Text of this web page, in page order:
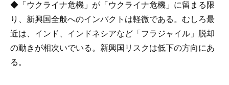
◆「ウクライナ危機」が「ウクライナ危機」に留まる限
り、新興国全般へのインパクトは軽微である。むしろ最
近は、インド、インドネシアなど「フラジャイル」脱却
の動きが相次いでいる。新興国リスクは低下の方向にあ
る。